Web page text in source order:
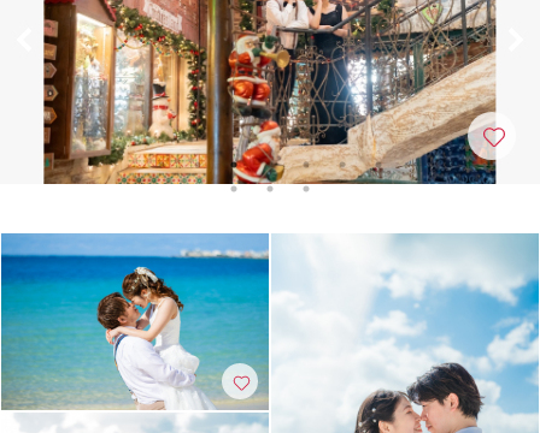
人気スポットでの撮影 動画の作成
マタニティフォト
事前来店なしで撮影
3万円以下のプラン
持ち込み衣装